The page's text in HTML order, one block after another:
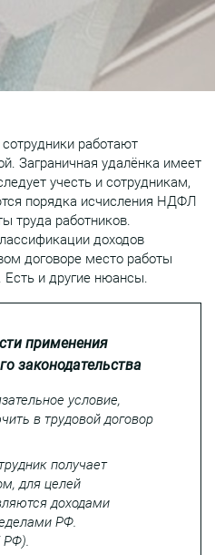
работают
Заграничная удалёнка имеет
учесть и сотрудникам,
порядка исчисления НДФЛ
труда работников.
доходов
договоре место работы
Есть и другие нюансы.
применения
законодательства
условие,
в трудовой договор
получает
для целей
доходами
РФ.
РФ).